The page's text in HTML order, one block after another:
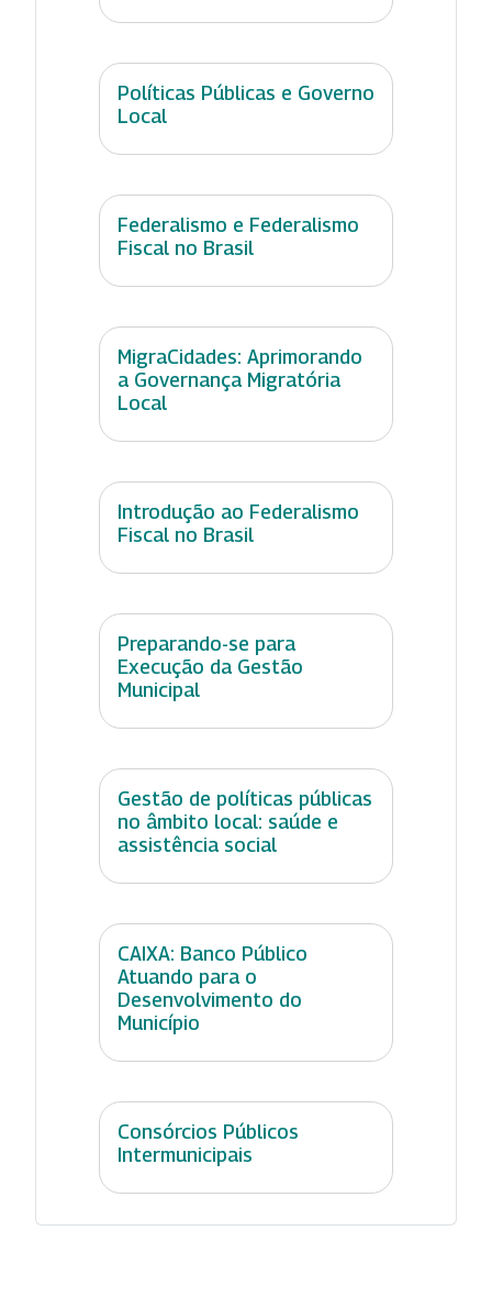
Políticas Públicas e Governo
Local
Federalismo e Federalismo
Fiscal no Brasil
MigraCidades: Aprimorando
a Governança Migratória
Local
Introdução ao Federalismo
Fiscal no Brasil
Preparando-se para
Execução da Gestão
Municipal
Gestão de políticas públicas
no âmbito local: saúde e
assistência social
CAIXA: Banco Público
Atuando para o
Desenvolvimento do
Município
Consórcios Públicos
Intermunicipais